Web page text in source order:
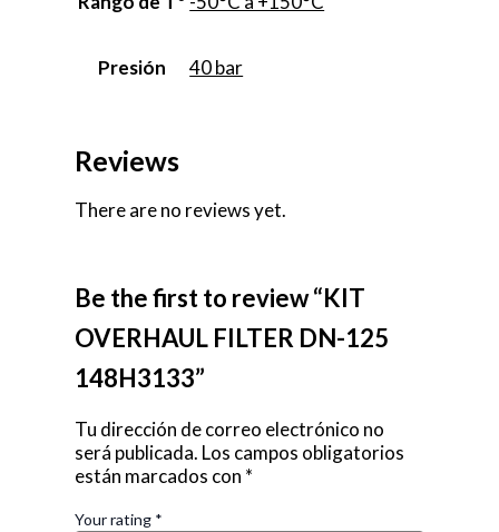
Presión 40 bar
Reviews
There are no reviews yet.
Be the first to review “KIT
OVERHAUL FILTER DN-125
148H3133”
Tu dirección de correo electrónico no
será publicada. Los campos obligatorios
están marcados con *
Your rating *